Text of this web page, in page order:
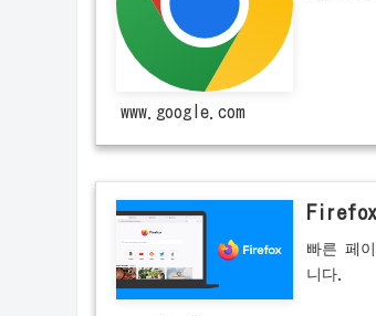
www.google.com
빠른 페
니다.